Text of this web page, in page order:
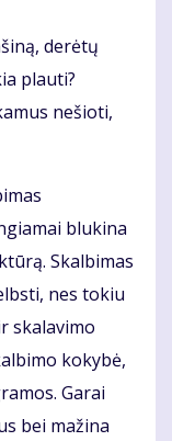
derėtų
plauti?
nešioti,
blukina
Skalbimas
nes tokiu
skalavimo
kokybė,
Garai
bei mažina